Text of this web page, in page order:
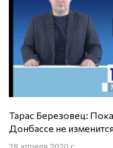
Тарас Березовец: Пока Путин у власти, ситуация на
Донбассе не изменится